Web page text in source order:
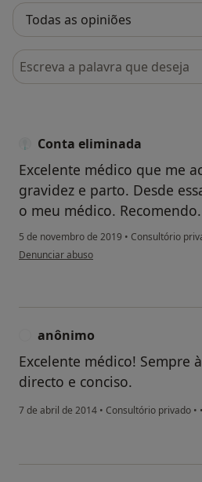
Pesquisar em opiniões
Conta eliminada
Excelente médico que me
gravidez e parto. Desde
o meu médico. Recomendo.
5 de novembro de 2019 • Consultório
na opinião do utilizador Conta eliminada
Denunciar abuso
anônimo
Excelente médico! Sempre
directo e conciso.
7 de abril de 2014 • Consultório privado • •